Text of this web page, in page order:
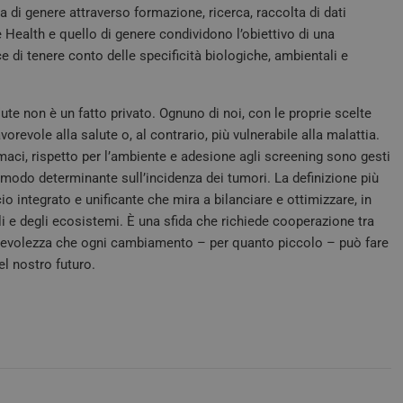
di genere attraverso formazione, ricerca, raccolta di dati
e quello di genere condividono l’obiettivo di una
di tenere conto delle specificità biologiche, ambientali e
non è un fatto privato. Ognuno di noi, con le proprie scelte
alla salute o, al contrario, più vulnerabile alla malattia.
rispetto per l’ambiente e adesione agli screening sono gesti
determinante sull’incidenza dei tumori. La definizione più
integrato e unificante che mira a bilanciare e ottimizzare, in
degli ecosistemi. È una sfida che richiede cooperazione tra
che ogni cambiamento – per quanto piccolo – può fare
nostro futuro.
Necessari Marketing
a rendere fruibile il sito web abilitandone funzionalità di base quali la
FORNITORE /
DOMINIO
SCADENZA DESCRIZIONE
mese
Questo cookie viene utilizzato da Google
mantenere lo stato della sessione.
PHP.net
tv.quotidianosanita.it
Sessione
Cookie generato da applicazioni basate sul
tratta di un identificatore generico
variabili di sessione utente. Normalmente
generato in modo casuale, il modo in cui
essere specifico per il sito, ma un buon
uno stato di accesso per un utente tra le